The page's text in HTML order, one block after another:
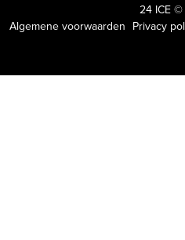
24 ICE
Algemene voorwaarden Privacy